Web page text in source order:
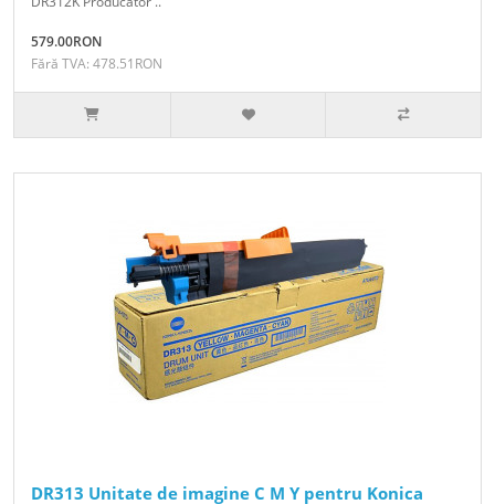
579.00RON
Fără TVA: 478.51RON
DR313 Unitate de imagine C M Y pentru Konica